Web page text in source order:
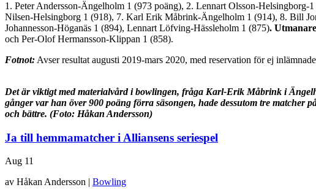
1. Peter Andersson-Ängelholm 1 (973 poäng), 2. Lennart Olsson-
Nilsen-Helsingborg 1 (918), 7. Karl Erik Måbrink-Ängelholm 1 (914), 8. Bill
Johannesson-Höganäs 1 (894), Lennart Löfving-Hässleholm 1 (875).
och Per-Olof Hermansson-Klippan 1 (858).
Fotnot: Avser resultat augusti 2019-mars 2020, med reservation för ej
Det är viktigt med materialvård i bowlingen, fråga Karl-Erik Måbrink i
gånger var han över 900 poäng förra säsongen, hade dessutom tre matcher
och bättre. (Foto: Håkan Andersson)
Ja till hemmamatcher i Alliansens seriespel
Aug 11
av Håkan Andersson | Bowling